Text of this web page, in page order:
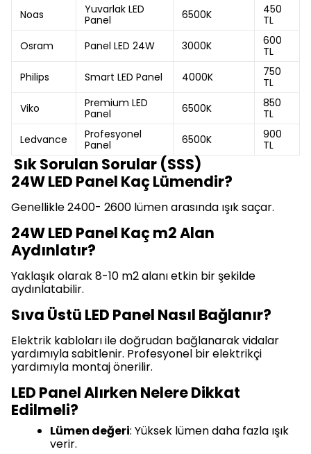
Noas
Yuvarlak LED
Panel
6500K
450
TL
Osram
Panel LED 24W 3000K
600
TL
Philips
Smart LED Panel 4000K
750
TL
Viko
Premium LED
Panel
6500K
850
TL
Ledvance
Profesyonel
Panel
6500K
900
TL
Sık Sorulan Sorular (SSS)
24W LED Panel Kaç Lümendir?
Genellikle 2400- 2600 lümen arasında ışık saçar.
24W LED Panel Kaç m2 Alan
Aydınlatır?
Yaklaşık olarak 8-10 m2 alanı etkin bir şekilde
aydınlatabilir.
Sıva Üstü LED Panel Nasıl Bağlanır?
Elektrik kabloları ile doğrudan bağlanarak vidalar
yardımıyla sabitlenir. Profesyonel bir elektrikçi
yardımıyla montaj önerilir.
LED Panel Alırken Nelere Dikkat
Edilmeli?
Lümen değeri: Yüksek lümen daha fazla ışık
verir.